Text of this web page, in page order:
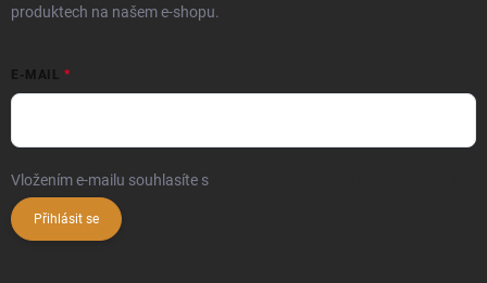
produktech na našem e-shopu.
E-MAIL
Vložením e-mailu souhlasíte s
Přihlásit se